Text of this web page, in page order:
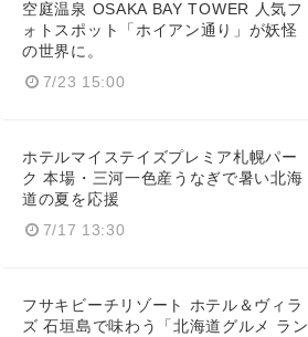
空庭温泉 OSAKA BAY TOWER 人気フ
ォトスポット「ホイアン通り」が妖怪
の世界に。
7/23 15:00
ホテルマイステイズプレミア札幌パー
ク 本場・三河一色産うなぎで暑い北海
道の夏を応援
7/17 13:30
フサキビーチリゾート ホテル＆ヴィラ
ズ 石垣島で味わう「北海道グルメ ラン